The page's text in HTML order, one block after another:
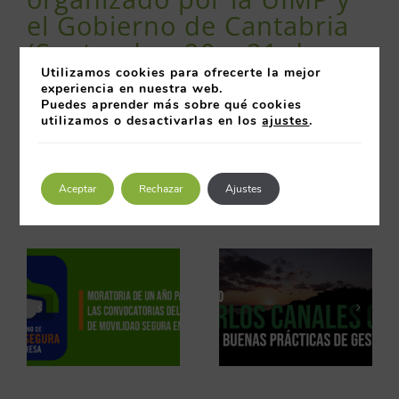
el Gobierno de Cantabria
(Santander, 20 y 21 de
julio 2015)
Ver noticia aquí.
Utilizamos cookies para ofrecerte la mejor
experiencia en nuestra web.
Puedes aprender más sobre qué cookies
utilizamos o desactivarlas en losajustes.
Aceptar Rechazar Ajustes